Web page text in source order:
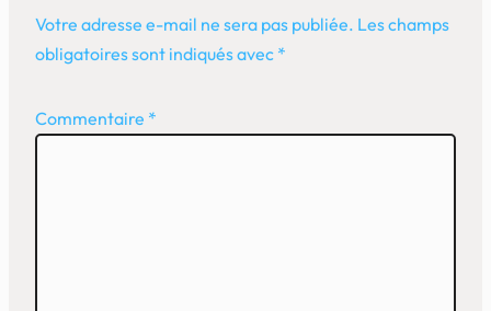
Votre adresse e-mail ne sera pas publiée. Les champs
obligatoires sont indiqués avec *
Commentaire *